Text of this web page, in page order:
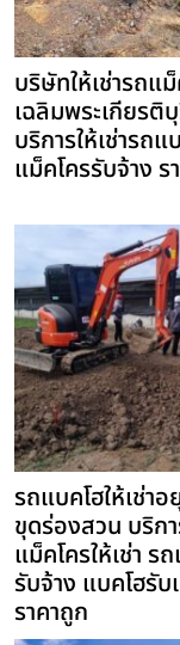
บริษัทให้เช่ารถแ
เฉลิมพระเกียรติ
บริการให้เช่ารถแ
แม็คโครรับจ้าง ร
รถแบคโฮให้เช่า
ขุดร่องสวน บริก
แม็คโครให้เช่า ร
รับจ้าง แบคโฮรับ
ราคาถูก